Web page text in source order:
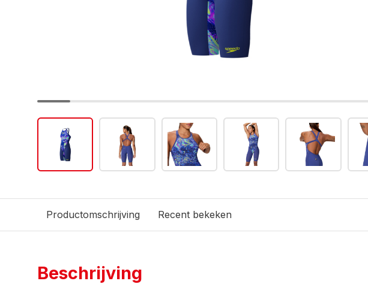
Productomschrijving Recent bekeken
Beschrijving